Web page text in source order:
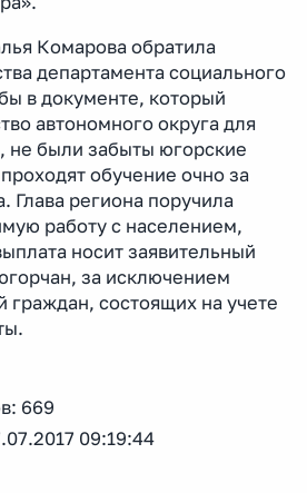
Комарова обратила
департамента социального
в документе, который
автономного округа для
не были забыты югорские
обучение очно за
Глава региона поручила
работу с населением,
носит заявительный
за исключением
граждан, состоящих на учете
669
09:19:44